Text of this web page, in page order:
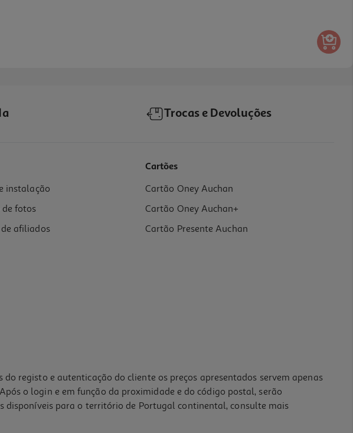
Trocas e Devoluções
instalação
de fotos
afiliados
Cartões
Cartão Oney Auchan
Cartão Oney Auchan+
Cartão Presente Auchan
registo e autenticação do cliente os preços apresentados servem apenas
o login e em função da proximidade e do código postal, serão
disponíveis para o território de Portugal continental, consulte mais